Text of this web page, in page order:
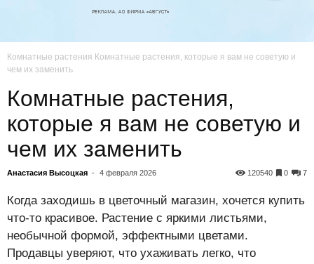
Комнатные растения Комнатные растения, которые я вам не советую и
чем их заменить
Комнатные растения,
которые я вам не советую и
чем их заменить
Анастасия Высоцкая - 4 февраля 2026 7
0
120540
Когда заходишь в цветочный магазин, хочется купить
что-то красивое. Растение с яркими листьями,
необычной формой, эффектными цветами.
Продавцы уверяют, что ухаживать легко, что